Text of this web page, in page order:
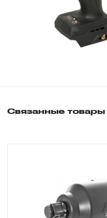
месяцев с даты продажи.
3. Исполнение
3.1 На изделия торговых
производстве и
инструмента, которые
3.2 Производитель
в течение ДЕСЯТИ лет с
типов инструмента, за
инструмента, которые
Связанные товары